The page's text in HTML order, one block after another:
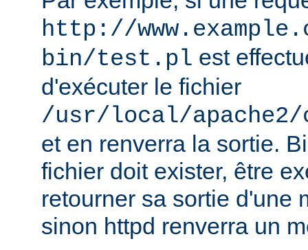
http://
bin/test.pl est
d'exécuter le fichier
/usr/local/
et en renverra la sortie.
fichier doit exister, être
retourner sa sortie d'une
sinon httpd renverra un